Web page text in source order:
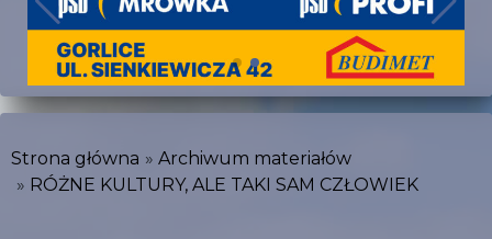
Strona główna
Archiwum materiałów
RÓŻNE KULTURY, ALE TAKI SAM CZŁOWIEK